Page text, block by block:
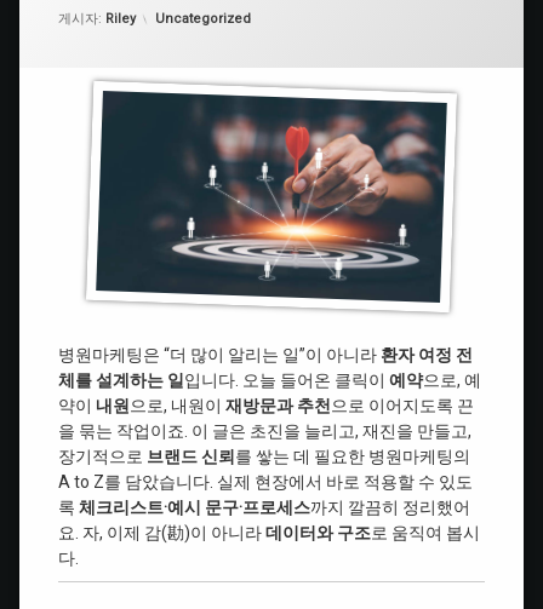
게시자: Riley 카테고리:
Uncategorized
병원마케팅은 “더 많이 알리는 일”이 아니라 환자 여정 전
체를 설계하는 일 입니다. 오늘 들어온 클릭이 예약으로, 예
약이 내원 으로, 내원이 재방문과 추천 으로 이어지도록 끈
을 묶는 작업이죠. 이 글은 초진을 늘리고, 재진을 만들고,
장기적으로 브랜드 신뢰 를 쌓는 데 필요한 병원마케팅의
A to Z를 담았습니다. 실제 현장에서 바로 적용할 수 있도
록 체크리스트·예시 문구·프로세스까지 깔끔히 정리했어
요. 자, 이제 감(勘)이 아니라데이터와 구조로 움직여 봅시
다.